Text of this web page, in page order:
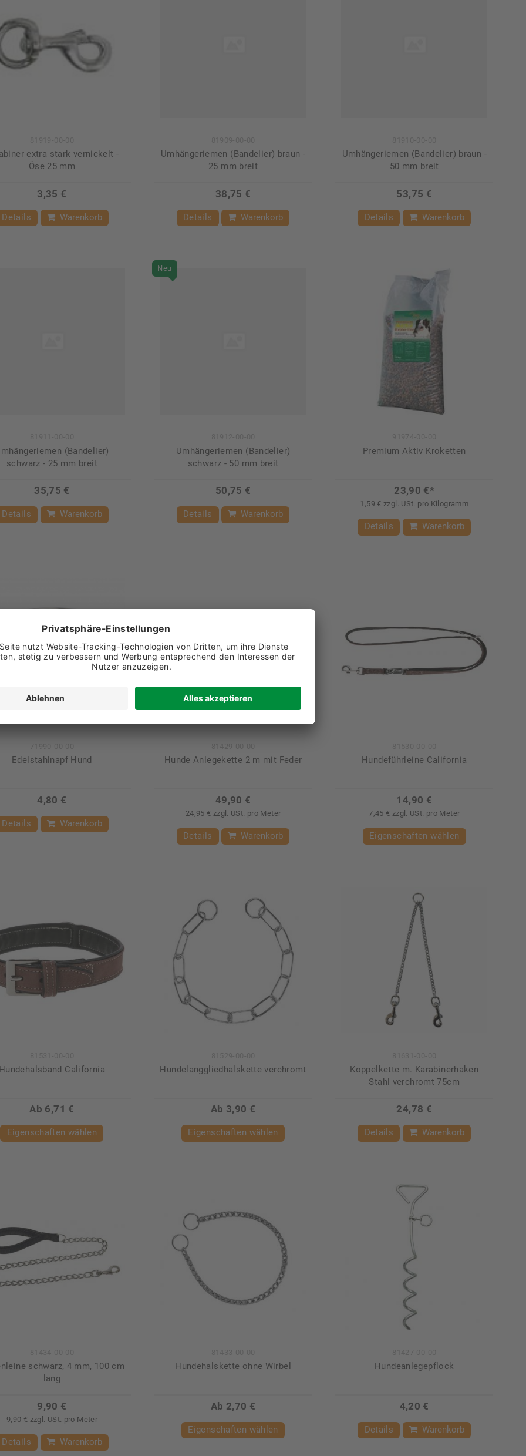
extra stark vernickelt -
Öse 25 mm
3,35 €
Details Warenkorb
Umhängeriemen (Bandelier) braun -
25 mm breit
38,75 €
Details Warenkorb
Umhängeriemen (Bandelier) braun -
50 mm breit
53,75 €
Details Warenkorb
(Bandelier)
schwarz - 25 mm breit
35,75 €
Details Warenkorb
Umhängeriemen (Bandelier)
schwarz - 50 mm breit
50,75 €
Neu
Details Warenkorb
Premium Aktiv Kroketten
23,90 €*
1,59 € zzgl. USt. pro Kilogramm
Details Warenkorb
Edelstahlnapf Hund
4,80 €
Details Warenkorb
Hunde Anlegekette 2 m mit Feder
49,90 €
24,95 € zzgl. USt. pro Meter
Details Warenkorb
Hundeführleine California
14,90 €
7,45 € zzgl. USt. pro Meter
Eigenschaften wählen
California
Ab 6,71 €
Eigenschaften wählen
Hundelanggliedhalskette verchromt
Ab 3,90 €
Eigenschaften wählen
Koppelkette m. Karabinerhaken
Stahl verchromt 75cm
24,78 €
Details Warenkorb
schwarz, 4 mm, 100 cm
lang
9,90 €
9,90 € zzgl. USt. pro Meter
Details Warenkorb
Hundehalskette ohne Wirbel
Ab 2,70 €
Eigenschaften wählen
Hundeanlegepflock
4,20 €
Details Warenkorb